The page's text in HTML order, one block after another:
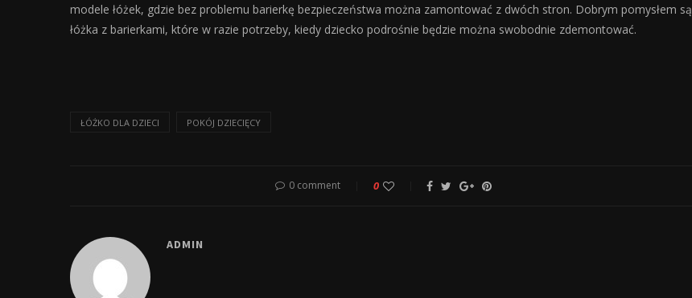
modele łóżek, gdzie bez problemu barierkę bezpieczeństwa można zamontować z dwóch stron. Dobrym pomysłem są
łóżka z barierkami, które w razie potrzeby, kiedy dziecko podrośnie będzie można swobodnie zdemontować.
ŁÓŻKO DLA DZIECI POKÓJ DZIECIĘCY
0 comment 0
ADMIN